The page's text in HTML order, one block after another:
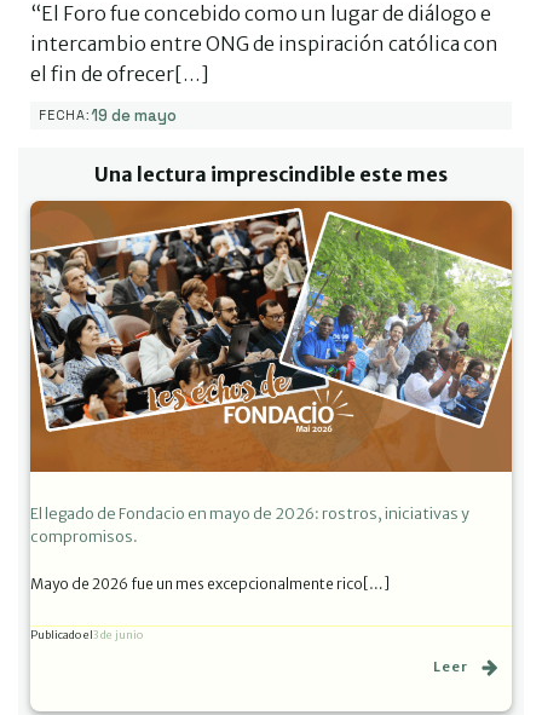
“El Foro fue concebido como un lugar de diálogo e
intercambio entre ONG de inspiración católica con
el fin de ofrecer[…]
FECHA:19 de mayo
Una lectura imprescindible este mes
El legado de Fondacio en mayo de 2026: rostros, iniciativas y
compromisos.
Mayo de 2026 fue un mes excepcionalmente rico[…]
Publicado el3 de junio
Leer